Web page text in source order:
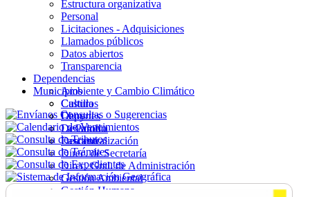
Estructura organizativa
Personal
Licitaciones - Adquisiciones
Llamados públicos
Datos abiertos
Transparencia
Dependencias
Ambiente y Cambio Climático
Cultura
Deportes
Desarrollo
Descentralización
Direc. de Secretaría
Direc. Gral. de Administración
Gestión Ambiental
Gestión Humana
Municipios
Castillos
Chuy
La Paloma
Lascano